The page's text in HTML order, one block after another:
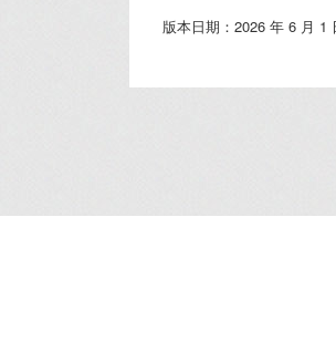
版本日期：2026 年 6 月 1